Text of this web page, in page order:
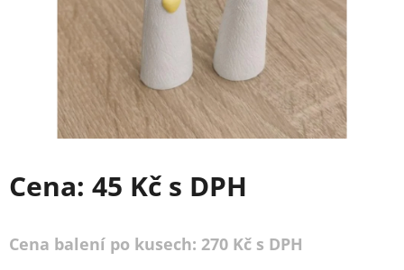
Cena: 45 Kč s DPH
Cena balení po kusech: 270 Kč s DPH